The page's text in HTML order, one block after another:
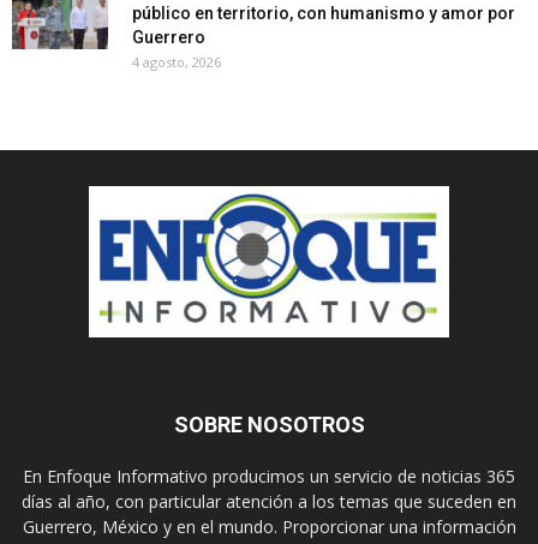
público en territorio, con humanismo y amor por
Guerrero
4 agosto, 2026
SOBRE NOSOTROS
En Enfoque Informativo producimos un servicio de noticias 365
días al año, con particular atención a los temas que suceden en
Guerrero, México y en el mundo. Proporcionar una información